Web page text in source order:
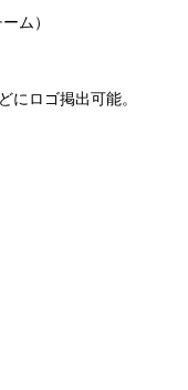
ム）
にロゴ掲出可能。